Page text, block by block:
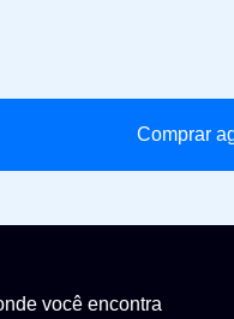
Comprar
você encontra